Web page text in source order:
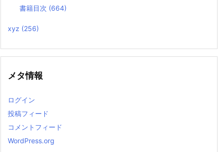
書籍目次 (664)
xyz (256)
メタ情報
ログイン
投稿フィード
コメントフィード
WordPress.org